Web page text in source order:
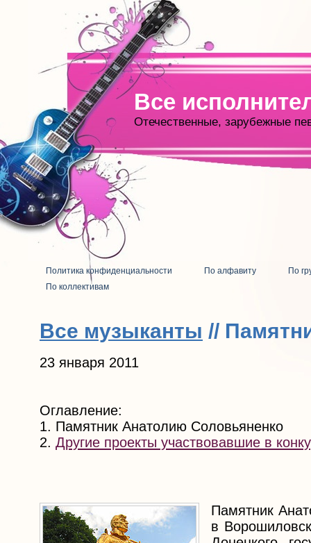
Все
Отечественные, зарубежные
Политика конфиденциальности По алфавиту
По
По коллективам
Все музыканты //
23 января 2011
Оглавление:
1. Памятник Анатолию Соловьяненко
2. Другие проекты участвовавшие в
Памятник
в